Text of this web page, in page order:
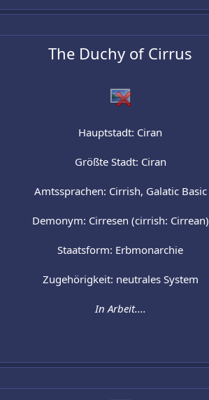
The Duchy of Cirrus​
Hauptstadt: Ciran
Größte Stadt: Ciran
Amtssprachen: Cirrish, Galatic Basic
Demonym: Cirresen (cirrish: Cirrean)
Staatsform: Erbmonarchie
Zugehörigkeit: neutrales System
In Arbeit....